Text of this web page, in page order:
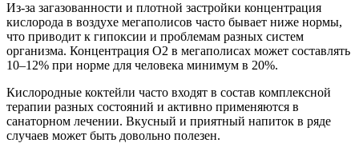
Из-за загазованности и плотной застройки концентрация
кислорода в воздухе мегаполисов часто бывает ниже нормы,
что приводит к гипоксии и проблемам разных систем
организма. Концентрация О2 в мегаполисах может составлять
10–12% при норме для человека минимум в 20%.
Кислородные коктейли часто входят в состав комплексной
терапии разных состояний и активно применяются в
санаторном лечении. Вкусный и приятный напиток в ряде
случаев может быть довольно полезен.